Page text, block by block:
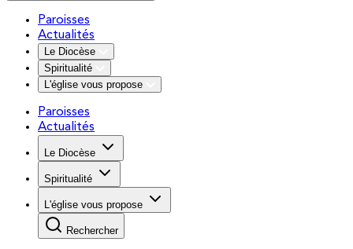
Paroisses
Actualités
Le Diocèse
Spiritualité
L'église vous propose
Paroisses
Actualités
Le Diocèse
Spiritualité
L'église vous propose
Rechercher